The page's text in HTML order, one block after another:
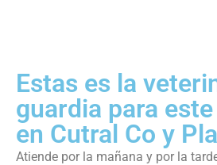
Estas es la
guardia para
en Cutral Co y
Atiende por la mañana y por la